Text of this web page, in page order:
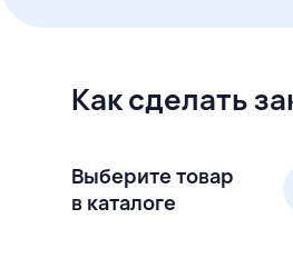
Как сделать
Выберите товар
в каталоге